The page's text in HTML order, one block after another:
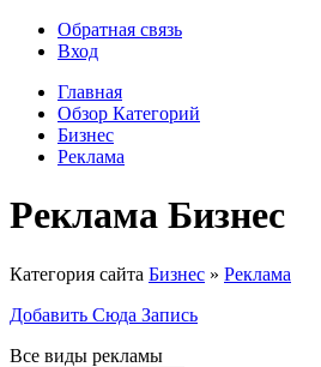
Обратная связь
Вход
Главная
Обзор Категорий
Бизнес
Реклама
Реклама Бизнес
Категория сайта Бизнес » Реклама
Добавить Сюда Запись
Все виды рекламы